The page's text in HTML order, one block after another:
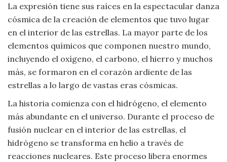
Moda
y
Tendencias
Naturaleza
Religión
Salud
La expresión tiene sus raíces en la espectacular danza
cósmica de la creación de elementos que tuvo lugar
en el interior de las estrellas. La mayor parte de los
elementos químicos que componen nuestro mundo,
incluyendo el oxígeno, el carbono, el hierro y muchos
más, se formaron en el corazón ardiente de las
estrellas a lo largo de vastas eras cósmicas.
La historia comienza con el hidrógeno, el elemento
más abundante en el universo. Durante el proceso de
fusión nuclear en el interior de las estrellas, el
hidrógeno se transforma en helio a través de
reacciones nucleares. Este proceso libera enormes